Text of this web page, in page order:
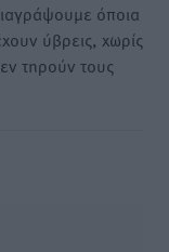
όποια
ύβρεις, χωρίς
τηρούν τους